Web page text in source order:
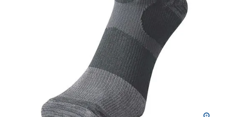
プライバシーポリシー